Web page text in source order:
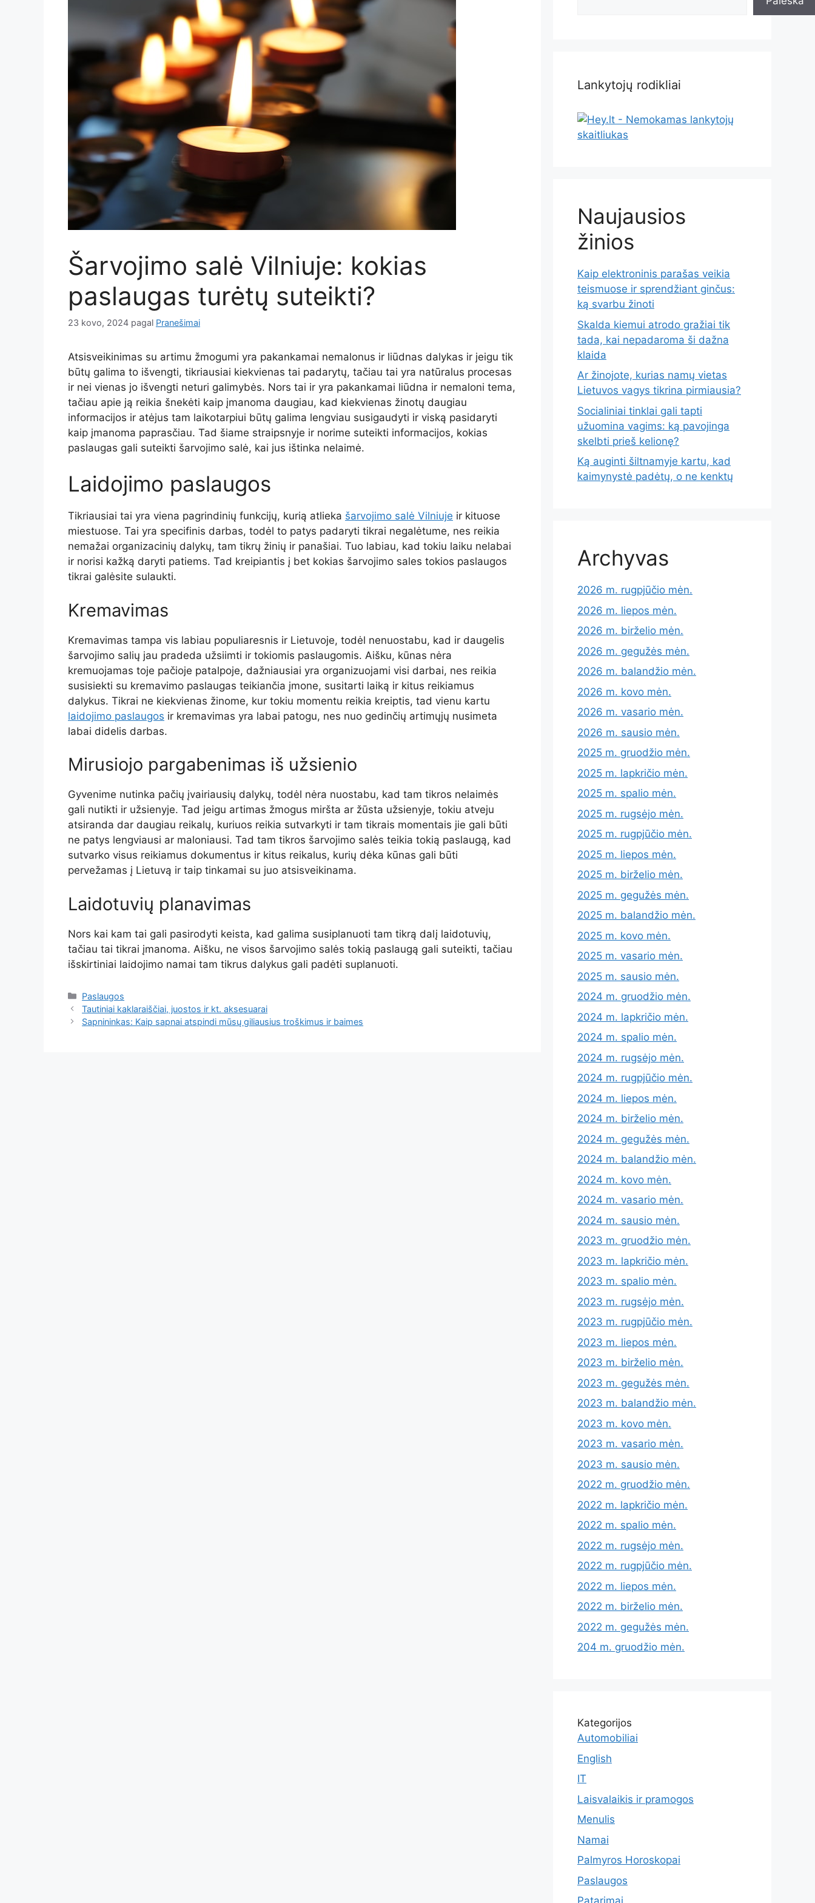
Šarvojimo salė Vilniuje: kokias
paslaugas turėtų suteikti?
23 kovo, 2024 pagal Pranešimai
Atsisveikinimas su artimu žmogumi yra pakankamai nemalonus ir liūdnas dalykas ir jeigu tik
būtų galima to išvengti, tikriausiai kiekvienas tai padarytų, tačiau tai yra natūralus procesas
ir nei vienas jo išvengti neturi galimybės. Nors tai ir yra pakankamai liūdna ir nemaloni tema,
tačiau apie ją reikia šnekėti kaip įmanoma daugiau, kad kiekvienas žinotų daugiau
informacijos ir atėjus tam laikotarpiui būtų galima lengviau susigaudyti ir viską pasidaryti
kaip įmanoma paprasčiau. Tad šiame straipsnyje ir norime suteikti informacijos, kokias
paslaugas gali suteikti šarvojimo salė, kai jus ištinka nelaimė.
Laidojimo paslaugos
Tikriausiai tai yra viena pagrindinių funkcijų, kurią atlieka šarvojimo salė Vilniuje ir kituose
miestuose. Tai yra specifinis darbas, todėl to patys padaryti tikrai negalėtume, nes reikia
nemažai organizacinių dalykų, tam tikrų žinių ir panašiai. Tuo labiau, kad tokiu laiku nelabai
ir norisi kažką daryti patiems. Tad kreipiantis į bet kokias šarvojimo sales tokios paslaugos
tikrai galėsite sulaukti.
Kremavimas
Kremavimas tampa vis labiau populiaresnis ir Lietuvoje, todėl nenuostabu, kad ir daugelis
šarvojimo salių jau pradeda užsiimti ir tokiomis paslaugomis. Aišku, kūnas nėra
kremuojamas toje pačioje patalpoje, dažniausiai yra organizuojami visi darbai, nes reikia
susisiekti su kremavimo paslaugas teikiančia įmone, susitarti laiką ir kitus reikiamus
dalykus. Tikrai ne kiekvienas žinome, kur tokiu momentu reikia kreiptis, tad vienu kartu
laidojimo paslaugos ir kremavimas yra labai patogu, nes nuo gedinčių artimųjų nusimeta
labai didelis darbas.
Mirusiojo pargabenimas iš užsienio
Gyvenime nutinka pačių įvairiausių dalykų, todėl nėra nuostabu, kad tam tikros nelaimės
gali nutikti ir užsienyje. Tad jeigu artimas žmogus miršta ar žūsta užsienyje, tokiu atveju
atsiranda dar daugiau reikalų, kuriuos reikia sutvarkyti ir tam tikrais momentais jie gali būti
ne patys lengviausi ar maloniausi. Tad tam tikros šarvojimo salės teikia tokią paslaugą, kad
sutvarko visus reikiamus dokumentus ir kitus reikalus, kurių dėka kūnas gali būti
pervežamas į Lietuvą ir taip tinkamai su juo atsisveikinama.
Laidotuvių planavimas
Nors kai kam tai gali pasirodyti keista, kad galima susiplanuoti tam tikrą dalį laidotuvių,
tačiau tai tikrai įmanoma. Aišku, ne visos šarvojimo salės tokią paslaugą gali suteikti, tačiau
išskirtiniai laidojimo namai tam tikrus dalykus gali padėti suplanuoti.
Kategorijos
Paslaugos
Tautiniai kaklaraiščiai, juostos ir kt. aksesuarai
Sapnininkas: Kaip sapnai atspindi mūsų giliausius troškimus ir baimes
Lankytojų rodikliai
Naujausios
žinios
Kaip elektroninis parašas veikia
teismuose ir sprendžiant ginčus:
ką svarbu žinoti
Skalda kiemui atrodo gražiai tik
tada, kai nepadaroma ši dažna
klaida
Ar žinojote, kurias namų vietas
Lietuvos vagys tikrina pirmiausia?
Socialiniai tinklai gali tapti
užuomina vagims: ką pavojinga
skelbti prieš kelionę?
Ką auginti šiltnamyje kartu, kad
kaimynystė padėtų, o ne kenktų
Archyvas
2026 m. rugpjūčio mėn.
2026 m. liepos mėn.
2026 m. birželio mėn.
2026 m. gegužės mėn.
2026 m. balandžio mėn.
2026 m. kovo mėn.
2026 m. vasario mėn.
2026 m. sausio mėn.
2025 m. gruodžio mėn.
2025 m. lapkričio mėn.
2025 m. spalio mėn.
2025 m. rugsėjo mėn.
2025 m. rugpjūčio mėn.
2025 m. liepos mėn.
2025 m. birželio mėn.
2025 m. gegužės mėn.
2025 m. balandžio mėn.
2025 m. kovo mėn.
2025 m. vasario mėn.
2025 m. sausio mėn.
2024 m. gruodžio mėn.
2024 m. lapkričio mėn.
2024 m. spalio mėn.
2024 m. rugsėjo mėn.
2024 m. rugpjūčio mėn.
2024 m. liepos mėn.
2024 m. birželio mėn.
2024 m. gegužės mėn.
2024 m. balandžio mėn.
2024 m. kovo mėn.
2024 m. vasario mėn.
2024 m. sausio mėn.
2023 m. gruodžio mėn.
2023 m. lapkričio mėn.
2023 m. spalio mėn.
2023 m. rugsėjo mėn.
2023 m. rugpjūčio mėn.
2023 m. liepos mėn.
2023 m. birželio mėn.
2023 m. gegužės mėn.
2023 m. balandžio mėn.
2023 m. kovo mėn.
2023 m. vasario mėn.
2023 m. sausio mėn.
2022 m. gruodžio mėn.
2022 m. lapkričio mėn.
2022 m. spalio mėn.
2022 m. rugsėjo mėn.
2022 m. rugpjūčio mėn.
2022 m. liepos mėn.
2022 m. birželio mėn.
2022 m. gegužės mėn.
204 m. gruodžio mėn.
Kategorijos
Automobiliai
English
IT
Laisvalaikis ir pramogos
Menulis
Namai
Palmyros Horoskopai
Paslaugos